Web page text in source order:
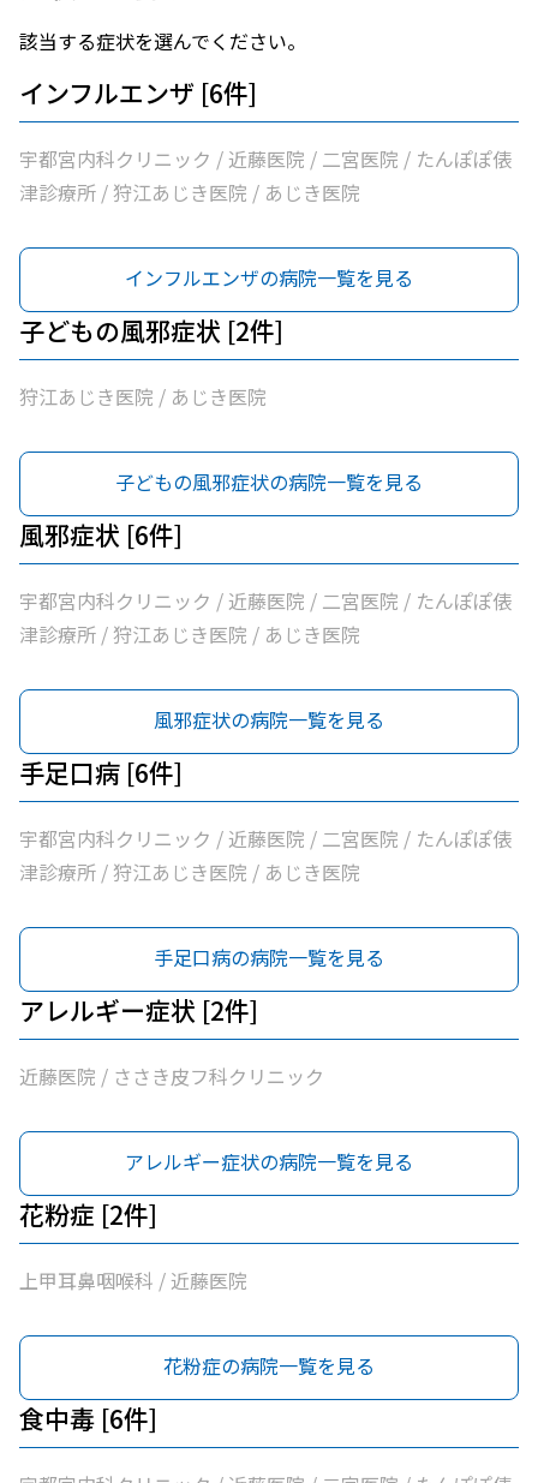
該当する症状を選んでください。
インフルエンザ [6件]
宇都宮内科クリニック / 近藤医院 / 二宮医院 / たんぽぽ俵
津診療所 / 狩江あじき医院 / あじき医院
インフルエンザの病院一覧を見る
子どもの風邪症状 [2件]
狩江あじき医院 / あじき医院
子どもの風邪症状の病院一覧を見る
風邪症状 [6件]
宇都宮内科クリニック / 近藤医院 / 二宮医院 / たんぽぽ俵
津診療所 / 狩江あじき医院 / あじき医院
風邪症状の病院一覧を見る
手足口病 [6件]
宇都宮内科クリニック / 近藤医院 / 二宮医院 / たんぽぽ俵
津診療所 / 狩江あじき医院 / あじき医院
手足口病の病院一覧を見る
アレルギー症状 [2件]
近藤医院 / ささき皮フ科クリニック
アレルギー症状の病院一覧を見る
花粉症 [2件]
上甲耳鼻咽喉科 / 近藤医院
花粉症の病院一覧を見る
食中毒 [6件]